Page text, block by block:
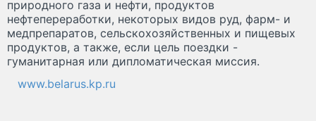
природного газа и нефти, продуктов
нефтепереработки, некоторых видов руд, фарм- и
медпрепаратов, сельскохозяйственных и пищевых
продуктов, а также, если цель поездки -
гуманитарная или дипломатическая миссия.
www.belarus.kp.ru